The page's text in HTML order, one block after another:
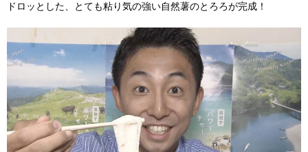
ドロッとした、とても粘り気の強い自然薯のとろろが完成！